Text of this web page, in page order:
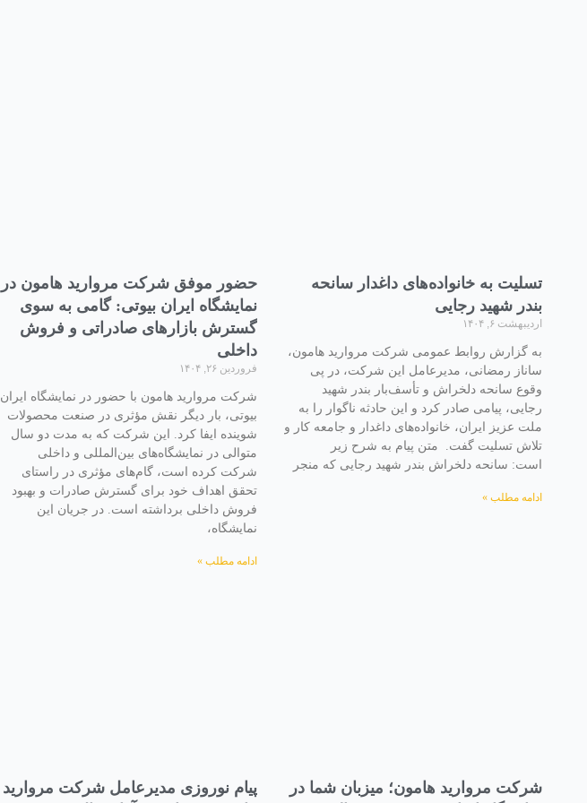
تسلیت به خانواده‌های داغدار سانحه
بندر شهید رجایی
اردیبهشت ۶, ۱۴۰۴
به گزارش روابط عمومی شرکت مروارید هامون،
ساناز رمضانی، مدیرعامل این شرکت، در پی
وقوع سانحه دلخراش و تأسف‌بار بندر شهید
رجایی، پیامی صادر کرد و این حادثه ناگوار را به
ملت عزیز ایران، خانواده‌های داغدار و جامعه کار و
تلاش تسلیت گفت. متن پیام به شرح زیر
است: سانحه دلخراش بندر شهید رجایی که منجر
ادامه مطلب »
حضور موفق شرکت مروارید هامون در
نمایشگاه ایران بیوتی: گامی به سوی
گسترش بازارهای صادراتی و فروش
داخلی
فروردین ۲۶, ۱۴۰۴
شرکت مروارید هامون با حضور در نمایشگاه ایران
بیوتی، بار دیگر نقش مؤثری در صنعت محصولات
شوینده ایفا کرد. این شرکت که به مدت دو سال
متوالی در نمایشگاه‌های بین‌المللی و داخلی
شرکت کرده است، گام‌های مؤثری در راستای
تحقق اهداف خود برای گسترش صادرات و بهبود
فروش داخلی برداشته است. در جریان این
نمایشگاه،
ادامه مطلب »
شرکت مروارید هامون؛ میزبان شما در
پیام نوروزی مدیرعامل شرکت مروارید